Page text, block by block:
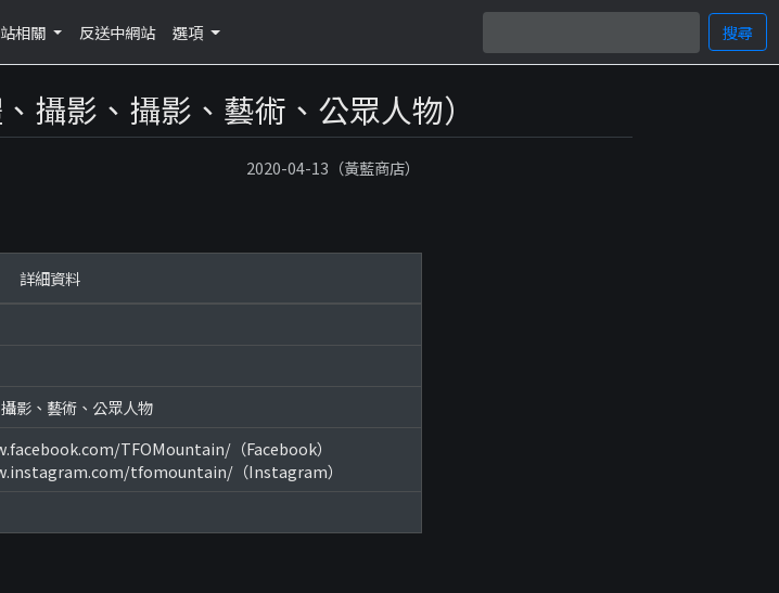
相關 反送中網站 選項 搜尋
攝影、攝影、藝術、公眾人物）
2020-04-13（黃藍商店）
詳細資料
影、藝術、公眾人物
TFOMountain/（Facebook）
tfomountain/（Instagram）